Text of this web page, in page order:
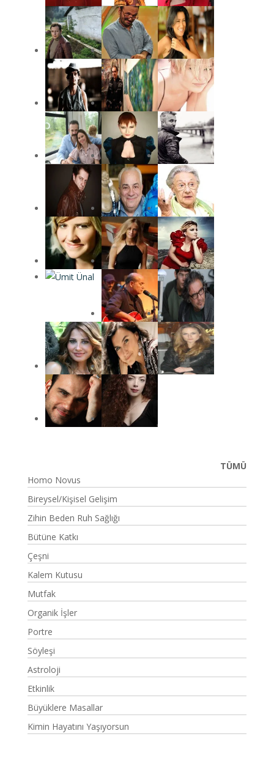
TÜMÜ
Homo Novus
Bireysel/Kişisel Gelişim
Zihin Beden Ruh Sağlığı
Bütüne Katkı
Çeşni
Kalem Kutusu
Mutfak
Organik İşler
Portre
Söyleşi
Astroloji
Etkinlik
Büyüklere Masallar
Kimin Hayatını Yaşıyorsun